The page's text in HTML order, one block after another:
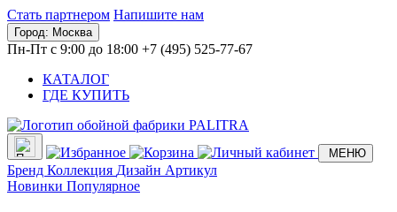
Стать партнером Напишите нам
Город: Москва
Пн-Пт с 9:00 до 18:00 +7 (495) 525-77-67
КАТАЛОГ
ГДЕ КУПИТЬ
МЕНЮ
Бренд Коллекция Дизайн Артикул
Новинки Популярное